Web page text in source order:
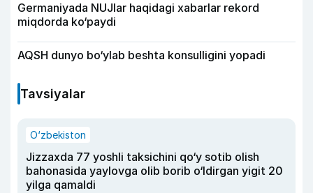
Germaniyada NUJlar haqidagi xabarlar rekord
miqdorda ko‘paydi
AQSH dunyo bo‘ylab beshta konsulligini yopadi
Tavsiyalar
O‘zbekiston
Jizzaxda 77 yoshli taksichini qo‘y sotib olish
bahonasida yaylovga olib borib o‘ldirgan yigit 20
yilga qamaldi